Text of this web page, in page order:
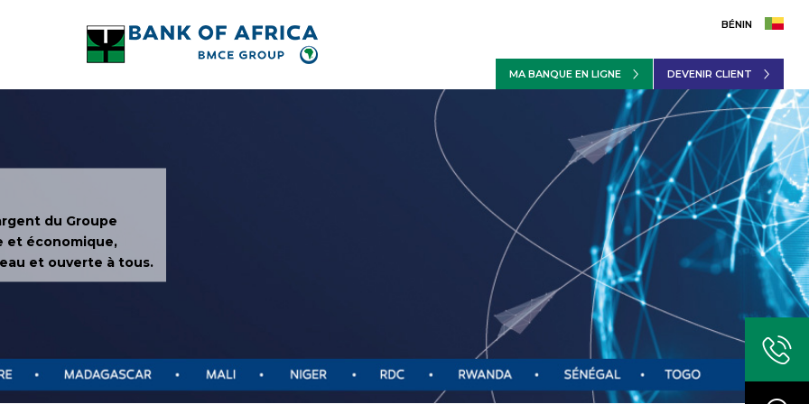
BÉNIN
DEVENIR CLIENT
MA BANQUE EN LIGNE
du Groupe
et économique,
et ouverte à tous.